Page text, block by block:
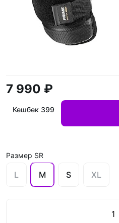
7 990 ₽
Кешбек 399
Размер SR
L M S XL